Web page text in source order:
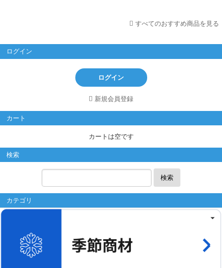
すべてのおすすめ商品を見る
ログイン
ログイン
新規会員登録
カート
カートは空です
検索
検索
カテゴリ